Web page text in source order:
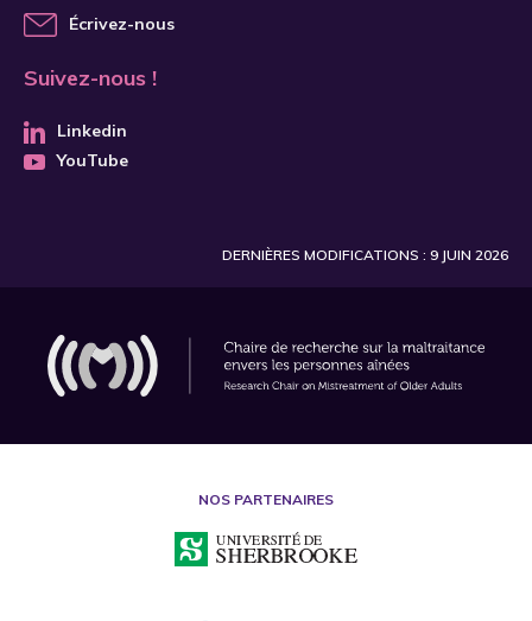
Écrivez-nous
Suivez-nous !
Linkedin
YouTube
DERNIÈRES MODIFICATIONS : 9 JUIN 2026
NOS PARTENAIRES